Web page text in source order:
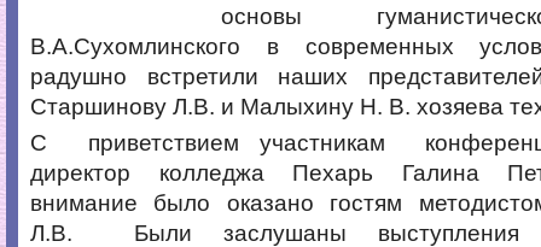
основы
В.А.Сухомлинского в современных
радушно встретили наших
Старшинову Л.В. и Малыхину Н. В. хозяева
С приветствием участникам
директор колледжа Пехарь Галина
внимание было оказано гостям
Л.В. Были заслушаны выступления